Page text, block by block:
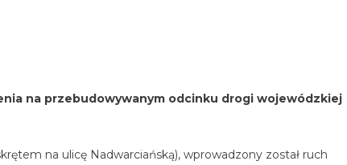
na przebudowywanym odcinku drogi wojewódzkiej
na ulicę Nadwarciańską), wprowadzony został ruch